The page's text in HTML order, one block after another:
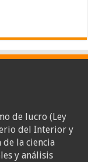
de lucro (Ley
del Interior y
la ciencia
y análisis